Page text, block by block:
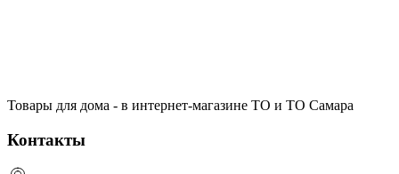
Товары для дома - в интернет-магазине ТО и ТО Самара
Контакты